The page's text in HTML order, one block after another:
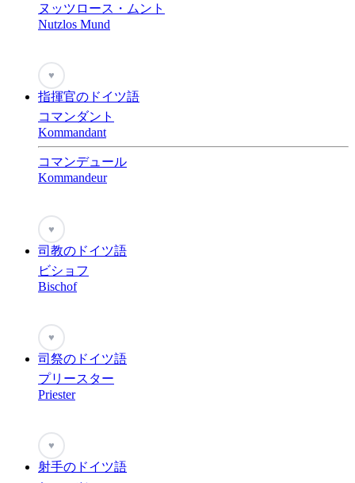
ヌッツロース・ムント
Nutzlos Mund
♥
指揮官のドイツ語
コマンダント
Kommandant
コマンデュール
Kommandeur
♥
司教のドイツ語
ビショフ
Bischof
♥
司祭のドイツ語
プリースター
Priester
♥
射手のドイツ語